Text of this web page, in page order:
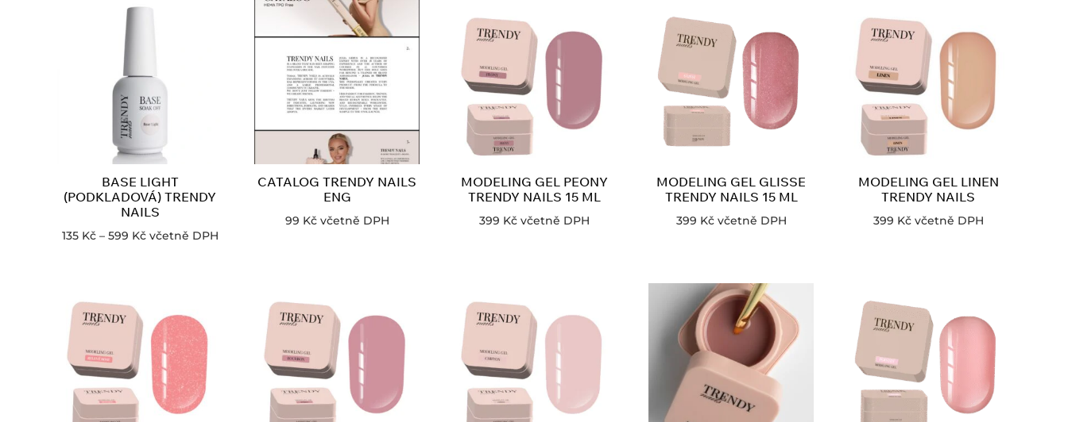
BASE LIGHT
(PODKLADOVÁ) TRENDY
NAILS
135 Kč – 599 Kč včetně DPH
CATALOG TRENDY NAILS
ENG
99 Kč včetně DPH
MODELING GEL PEONY
TRENDY NAILS 15 ML
399 Kč včetně DPH
MODELING GEL GLISSE
TRENDY NAILS 15 ML
399 Kč včetně DPH
MODELING GEL LINEN
TRENDY NAILS
399 Kč včetně DPH